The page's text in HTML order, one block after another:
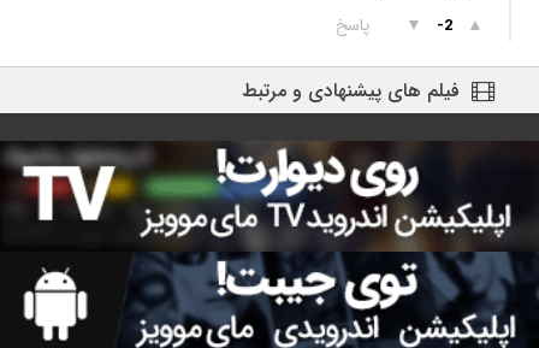
▲
-2
▼ پاسخ
فیلم های پیشنهادی و مرتبط